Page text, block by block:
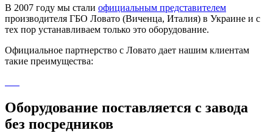
В 2007 году мы стали официальным представителем
производителя ГБО Ловато (Виченца, Италия) в Украине и с
тех пор устанавливаем только это оборудование.
Официальное партнерство с Ловато дает нашим клиентам
такие преимущества:
Оборудование поставляется с завода
без посредников